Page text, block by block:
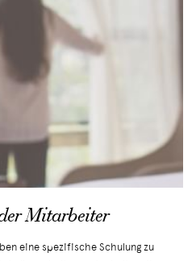
Mitarbeiter
eine spezifische Schulung zu